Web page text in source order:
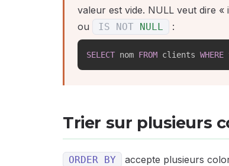
valeur est vide. NULL veut dire
ou IS NOT NULL :
SELECT nom FROM clients WHERE
Trier sur plusieurs
ORDER BY
accepte plusieurs